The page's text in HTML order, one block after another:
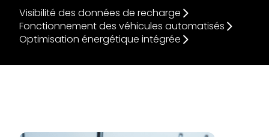
Visibilité des données de recharge
Fonctionnement des véhicules automatisés
Optimisation énergétique intégrée